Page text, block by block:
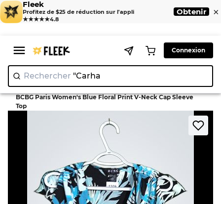
Fleek
Profitez de $25 de réduction sur l'appli
★★★★★4.8
Obtenir ×
Connexion
Rechercher "
Home > Blouse >
BCBG Paris Women's Blue Floral Print V-Neck Cap Sleeve
Top